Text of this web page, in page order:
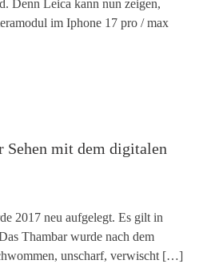
Denn Leica kann nun zeigen,
im Iphone 17 pro / max
Sehen mit dem digitalen
2017 neu aufgelegt. Es gilt in
Thambar wurde nach dem
unscharf, verwischt […]